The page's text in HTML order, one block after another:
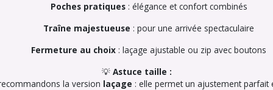
Poches pratiques: élégance et confort combinés
Traîne majestueuse : pour une arrivée spectaculaire
Fermeture au choix : laçage ajustable ou zip avec boutons
💡 Astuce taille :
la version laçage : elle permet un ajustement